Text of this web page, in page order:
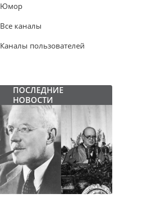
Юмор
Все каналы
Каналы пользователей
ПОСЛЕДНИЕ
НОВОСТИ